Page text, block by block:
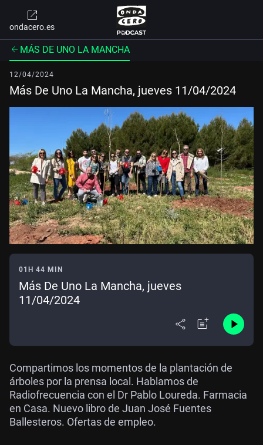
ondacero.es
MÁS DE UNO LA MANCHA
12/04/2024
Más De Uno La Mancha, jueves 11/04/2024
01H 44 MIN
Más De Uno La Mancha, jueves
11/04/2024
Compartimos los momentos de la plantación de
árboles por la prensa local. Hablamos de
Radiofrecuencia con el Dr Pablo Loureda. Farmacia
en Casa. Nuevo libro de Juan José Fuentes
Ballesteros. Ofertas de empleo.